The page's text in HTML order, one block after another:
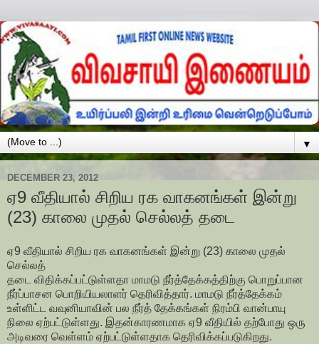
▼
DECEMBER 23, 2012
ஏ9 வீதியால் சிறிய ரக வாகனங்கள் இன்று
(23) காலை முதல் செல்லத் தடை
ஏ9 வீதியால் சிறிய ரக வாகனங்கள் இன்று (23) காலை முதல்
செல்லத்
தடை விதிக்கப்பட்டுள்ளதா மாமடு நீர்த்தேக்கத்திற்கு பொறுப்பான
நீர்ப்பாசன பொறியியலாளர் தெரிவித்தார். மாமடு நீர்த்தேக்கம்
உள்ளிட்ட வவுனியாவின் பல நீர்த் தேக்கங்கள் நிரம்பி வான்பாயு
நிலை ஏற்பட்டுள்ளது. இதன்காரணமாக ஏ9 வீதியில் தற்போது ஒரு
அடிவரை வெள்ளம் ஏற்பட்டுள்ளதாக தெரிவிக்கப்படுகிறது.